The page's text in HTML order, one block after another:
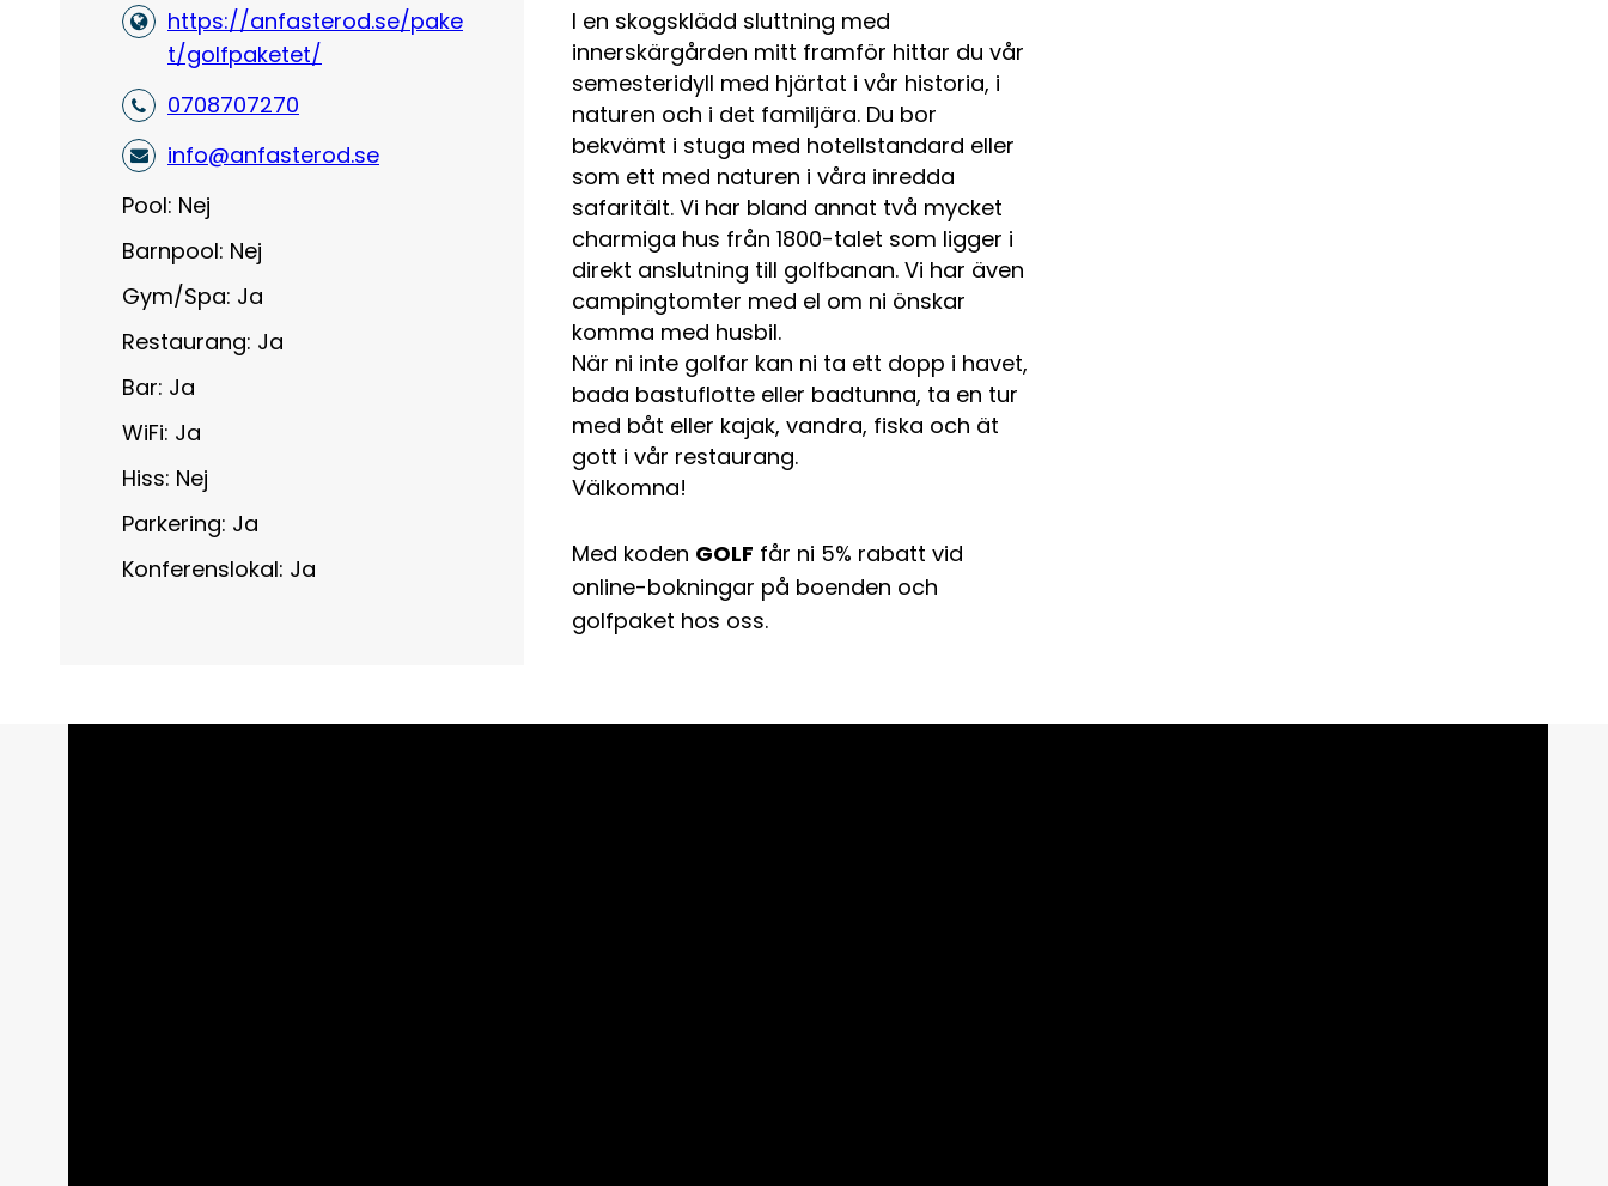
I en skogsklädd sluttning med
innerskärgården mitt framför hittar du vår
semesteridyll med hjärtat i vår historia, i
naturen och i det familjära. Du bor
bekvämt i stuga med hotellstandard eller
som ett med naturen i våra inredda
safaritält. Vi har bland annat två mycket
charmiga hus från 1800-talet som ligger i
direkt anslutning till golfbanan. Vi har även
campingtomter med el om ni önskar
komma med husbil.
När ni inte golfar kan ni ta ett dopp i havet,
bada bastuflotte eller badtunna, ta en tur
med båt eller kajak, vandra, fiska och ät
gott i vår restaurang.
Välkomna!
Med koden GOLF får ni 5% rabatt vid
online-bokningar på boenden och
golfpaket hos oss.
https://anfasterod.se/pake
t/golfpaketet/
0708707270
info@anfasterod.se
Pool: Nej
Barnpool: Nej
Gym/Spa: Ja
Restaurang: Ja
Bar: Ja
WiFi: Ja
Hiss: Nej
Parkering: Ja
Konferenslokal: Ja